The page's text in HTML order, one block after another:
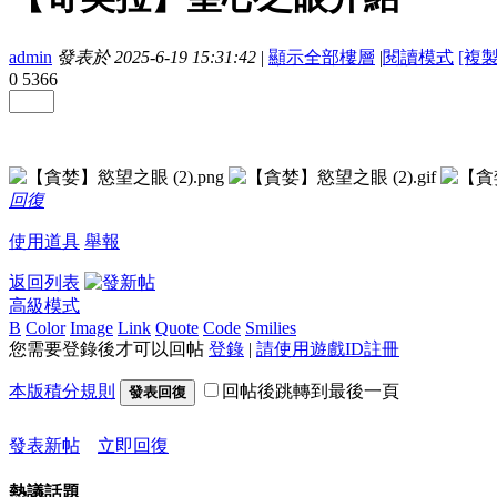
admin 發表於 2025-6-19 15:31:42 | 顯示全部樓層 |閱讀模式 [複
0 5366
回復
使用道具 舉報
返回列表
高級模式
B Color Image Link Quote Code Smilies
您需要登錄後才可以回帖 登錄 | 請使用遊戲ID註冊
本版積分規則 發表回復 回帖後跳轉到最後一頁
發表新帖 立即回復
熱議話題